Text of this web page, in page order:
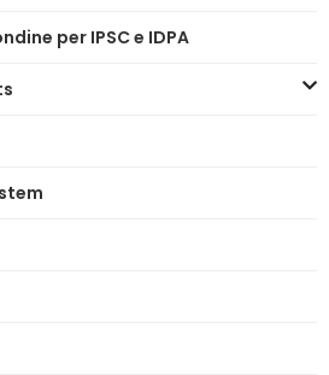
per IPSC e IDPA